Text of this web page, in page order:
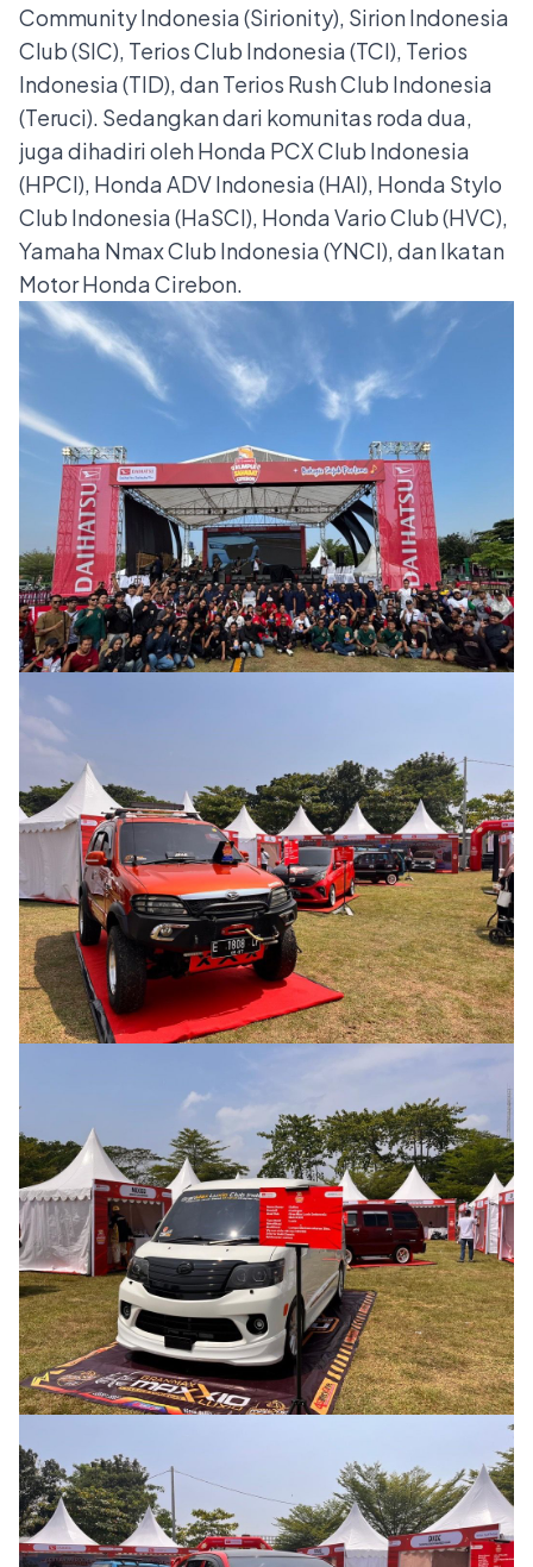
Community Indonesia (Sirionity), Sirion Indonesia
Club (SIC), Terios Club Indonesia (TCI), Terios
Indonesia (TID), dan Terios Rush Club Indonesia
(Teruci). Sedangkan dari komunitas roda dua,
juga dihadiri oleh Honda PCX Club Indonesia
(HPCI), Honda ADV Indonesia (HAI), Honda Stylo
Club Indonesia (HaSCI), Honda Vario Club (HVC),
Yamaha Nmax Club Indonesia (YNCI), dan Ikatan
Motor Honda Cirebon.